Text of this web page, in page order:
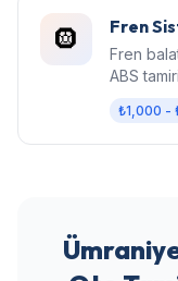
🛞 Fren
Fren
ABS
₺1,000 -